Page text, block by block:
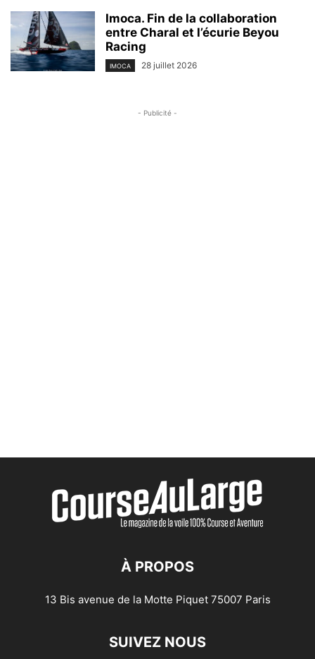
Imoca. Fin de la collaboration
entre Charal et l’écurie Beyou
Racing
IMOCA 28 juillet 2026
- Publicité -
À PROPOS
13 Bis avenue de la Motte Piquet 75007 Paris
SUIVEZ NOUS